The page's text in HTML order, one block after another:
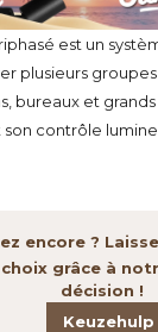
est un
plusieurs groupes
bureaux et
contrôle
encore ?
grâce à
décision !
Keuzehulp